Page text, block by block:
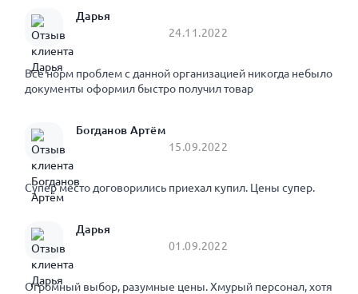
Дарья
24.11.2022
Все норм проблем с данной организацией никогда небыло
документы оформил быстро получил товар
Богданов Артём
15.09.2022
Супер место договорились приехал купил. Цены супер.
Дарья
01.09.2022
Огромный выбор, разумные цены. Хмурый персонал, хотя